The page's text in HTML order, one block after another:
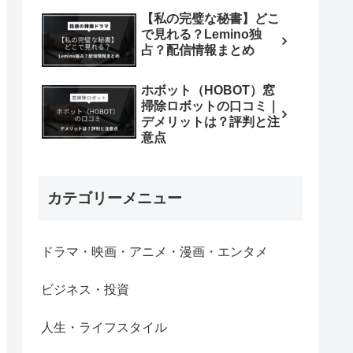
【私の完璧な秘書】どこ
で見れる？Lemino独
占？配信情報まとめ
ホボット（HOBOT）窓
掃除ロボットの口コミ｜
デメリットは？評判と注
意点
カテゴリーメニュー
ドラマ・映画・アニメ・漫画・エンタメ
ビジネス・投資
人生・ライフスタイル